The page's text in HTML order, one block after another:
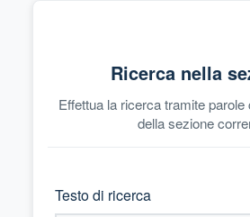
Ricerca nella
Effettua la ricerca tramite parole
della sezione
Testo di ricerca